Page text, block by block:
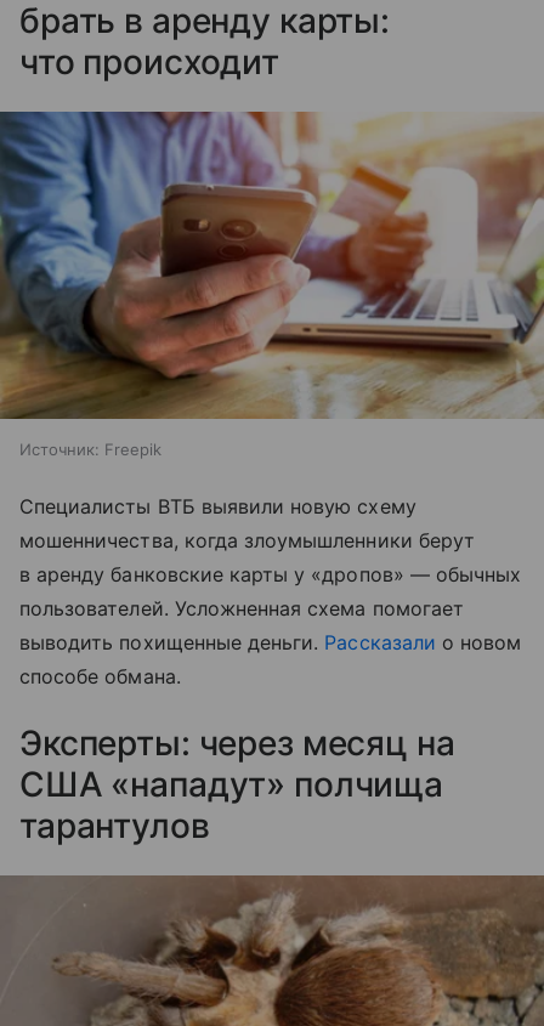
брать в аренду карты:
что происходит
Источник: Freepik
Специалисты ВТБ выявили новую схему
мошенничества, когда злоумышленники берут
в аренду банковские карты у «дропов» — обычных
пользователей. Усложненная схема помогает
выводить похищенные деньги. Рассказали о новом
способе обмана.
Эксперты: через месяц на
США «нападут» полчища
тарантулов